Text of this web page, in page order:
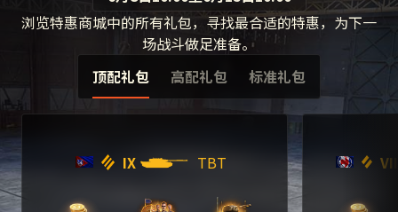
浏览特惠商城中的所有礼包，寻找最合适的特惠，为下一
场战斗做足准备。
顶配礼包
高配礼包 标准礼包
IX TBT